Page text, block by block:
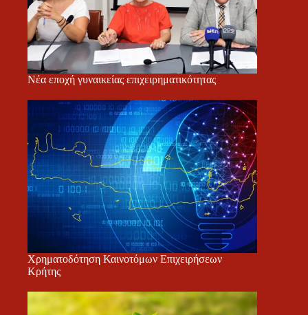
Νέα εποχή γυναικείας επιχειρηματικότητας
Χρηματοδότηση Καινοτόμων Επιχειρήσεων
Κρήτης